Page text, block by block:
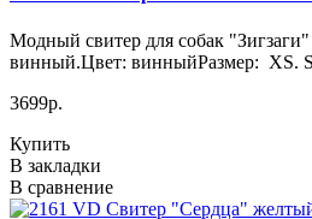
Модный свитер для собак "Зигзаги"
винный.Цвет: винныйРазмер: XS.
3699р.
Купить
В закладки
В сравнение